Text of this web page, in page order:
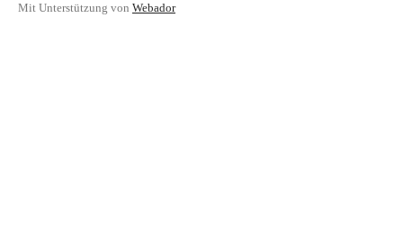
Mit Unterstützung von Webador